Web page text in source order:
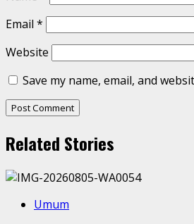
Email *
Website
Save my name, email, and
Related Stories
Umum